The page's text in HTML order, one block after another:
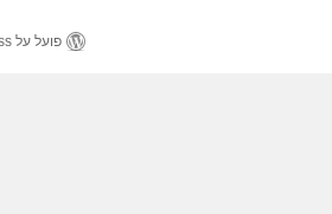
פועל על WordPress.